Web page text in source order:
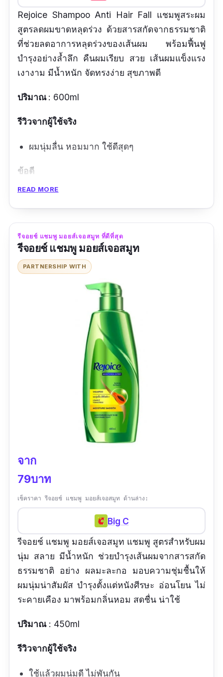
Rejoice Shampoo Anti Hair Fall แชมพูสระผม
สูตรลดผมขาดหลุดร่วง ด้วยสารสกัดจากธรรมชาติ
ที่ช่วยลดอาการหลุดร่วงของเส้นผม พร้อมฟื้นฟู
บำรุงอย่างล้ำลึก คืนผมเรียบ สวย เส้นผมแข็งแรง
เงางาม มีน้ำหนัก จัดทรงง่าย สุขภาพดี
ปริมาณ: 600ml
รีวิวจากผู้ใช้จริง
ผมนุ่มลื่น หอมมาก ใช้ดีสุดๆ
ข้อดี
มีสารสกัดจากธรรมชาติ
ผมนุ่ม ไม่พันกัน
กลิ่นหอม
ข้อเสีย
READ MORE
รีจอยช์ แชมพู มอยส์เจอสมูท ที่ดีที่สุด
รีจอยช์ แชมพู มอยส์เจอสมูท
PARTNERSHIP WITH
จาก
79บาท
เช็คราคา รีจอยช์ แชมพู มอยส์เจอสมูท ด้านล่าง:
Big C
รีจอยช์ แชมพู มอยส์เจอสมูท แชมพู สูตรสำหรับผม
นุ่ม สลาย มีน้ำหนัก ช่วยบำรุงเส้นผมจากสารสกัด
ธรรมชาติ อย่าง ผลมะละกอ มอบความชุ่มชื้นให้
ผมนุ่มน่าสัมผัส บำรุงตั้งแต่หนังศีรษะ อ่อนโยน ไม่
ระคายเคือง มาพร้อมกลิ่นหอม สดชื่น น่าใช้
ปริมาณ: 450ml
รีวิวจากผู้ใช้จริง
ใช้แล้วผมนุ่มดี ไม่พันกัน